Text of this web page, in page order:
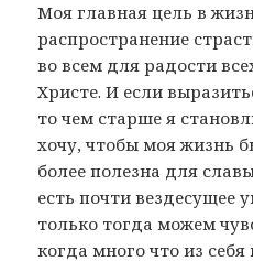
Моя главная цель в
распространение
во всем для радости
Христе. И если
то чем старше я
хочу, чтобы моя жизнь
более полезна для
есть почти вездесущее
только тогда можем
когда много что из